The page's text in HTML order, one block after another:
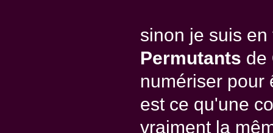
sinon je suis
Permutants de
numériser pour
est ce qu'une
vraiment la